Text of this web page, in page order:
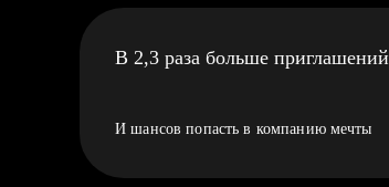
В 2,3 раза больше приглашений
И шансов попасть в компанию мечты